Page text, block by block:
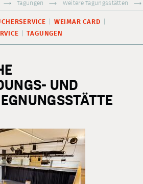
Tagungen Weitere Tagungsstätten
WEIMAR CARD
TAGUNGEN
UND